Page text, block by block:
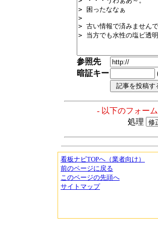
参照先
暗証キー
- 以下のフォー
処理
看板ナビTOPへ（業者向け）
前のページに戻る
このページの先頭へ
サイトマップ